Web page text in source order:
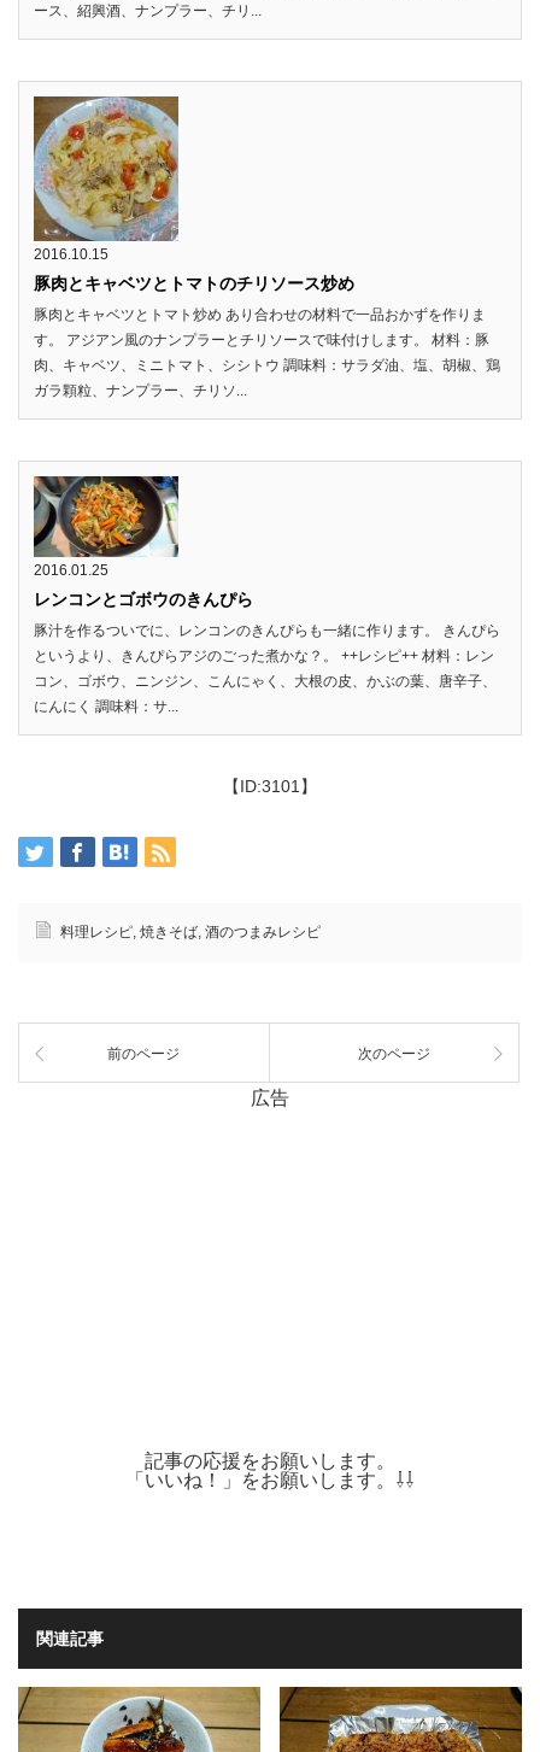
ース、紹興酒、ナンプラー、チリ...
2016.10.15
豚肉とキャベツとトマトのチリソース炒め
豚肉とキャベツとトマト炒め あり合わせの材料で一品おかずを作りま
す。 アジアン風のナンプラーとチリソースで味付けします。 材料：豚
肉、キャベツ、ミニトマト、シシトウ 調味料：サラダ油、塩、胡椒、鶏
ガラ顆粒、ナンプラー、チリソ...
2016.01.25
レンコンとゴボウのきんぴら
豚汁を作るついでに、レンコンのきんぴらも一緒に作ります。 きんぴら
というより、きんぴらアジのごった煮かな？。 ++レシピ++ 材料：レン
コン、ゴボウ、ニンジン、こんにゃく、大根の皮、かぶの葉、唐辛子、
にんにく 調味料：サ...
【ID:3101】
料理レシピ, 焼きそば, 酒のつまみレシピ
前のページ 次のページ
広告
記事の応援をお願いします。
「いいね！」をお願いします。⇩⇩
関連記事